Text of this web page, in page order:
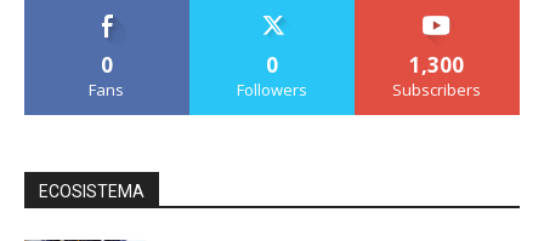
0
Fans
0
Followers
1,300
Subscribers
ECOSISTEMA